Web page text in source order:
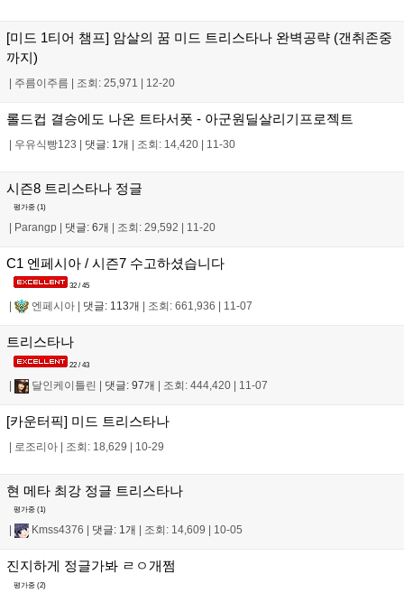
[미드 1티어 챔프] 암살의 꿈 미드 트리스타나 완벽공략 (갠취존중
까지)
| 주름이주름 | 조회: 25,971 | 12-20
롤드컵 결승에도 나온 트타서폿 - 아군원딜살리기프로젝트
| 우유식빵123 | 댓글: 1개 | 조회: 14,420 | 11-30
시즌8 트리스타나 정글
평가중 (1)
Parangp 댓글: 6개 조회: 29,592 11-20
C1 엔페시아 / 시즌7 수고하셨습니다
32 / 45
엔페시아 댓글: 113개 조회: 661,936 11-07
트리스타나
22 / 43
| 달인케이틀린 | 댓글: 97개 | 조회: 444,420 | 11-07
[카운터픽] 미드 트리스타나
| 로조리아 | 조회: 18,629 | 10-29
현 메타 최강 정글 트리스타나
평가중 (1)
Kmss4376 댓글: 1개 조회: 14,609 10-05
진지하게 정글가봐 ㄹㅇ개쩜
평가중 (2)